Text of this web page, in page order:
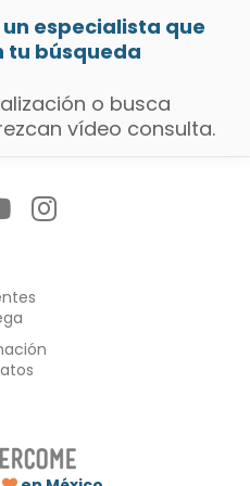
especialista que
tu búsqueda
o busca
vídeo consulta.